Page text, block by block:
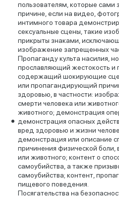
пользователям, которые сами
причине, если на видео,
интимного товара
сексуальные сцены, такие
прикрыты знаками,
изображение запрещенных
Пропаганду культа насилия,
прославляющий жестокость и
содержащий шокирующие
или пропагандирующий
здоровью, в частности:
смерти человека или
животного; демонстрация
демонстрация опасных
вред здоровью и жизни
демонстрация или описание
причинения физической
или животного; контент о
самоубийства, а также
самоубийства; контент,
пищевого поведения.
Посягательства на